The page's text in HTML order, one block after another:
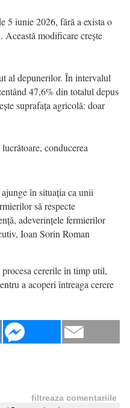
5 iunie 2026, fără a exista o
Această modificare crește
al depunerilor. În intervalul
47,6% din totalul depus
suprafața agricolă: doar
conducerea
în situația ca unii
să respecte
adeverințele fermierilor
Ioan Sorin Roman
cererile în timp util,
a acoperi întreaga cerere
filtreaza comentariile